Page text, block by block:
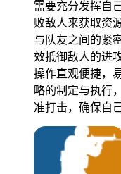
需要充分发挥自
败敌人来获取资
与队友之间的紧
效抵御敌人的进
操作直观便捷，
略的制定与执行
准打击，确保自